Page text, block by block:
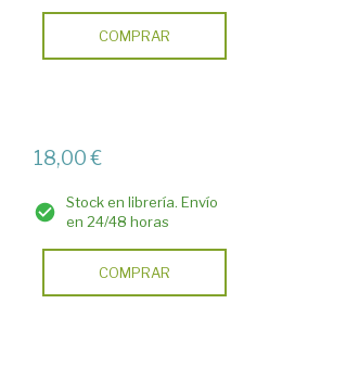
COMPRAR
18,00 €
Stock en librería. Envío
en 24/48 horas
COMPRAR